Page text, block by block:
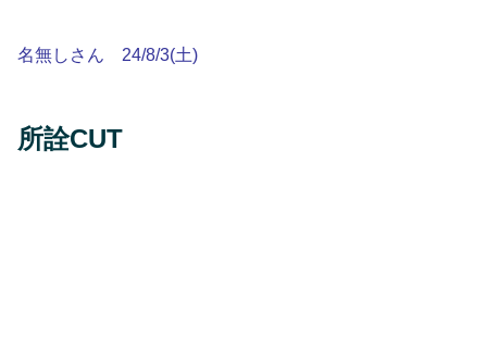
名無しさん 24/8/3(土)
所詮CUT